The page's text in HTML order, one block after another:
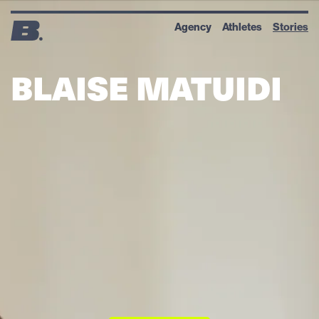
Agency Athletes Stories
BLAISE MATUIDI